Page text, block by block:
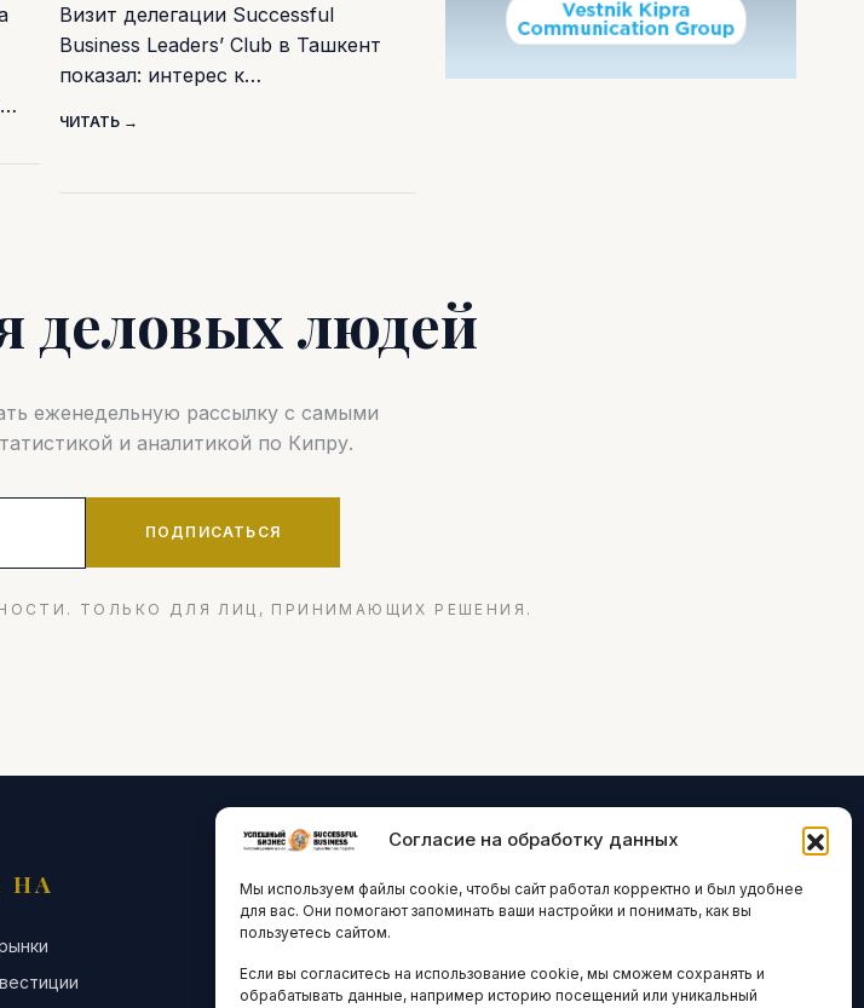
Согласие на обработку данных
Мы используем файлы cookie, чтобы сайт работал корректно и был удобнее
для вас. Они помогают запоминать ваши настройки и понимать, как вы
пользуетесь сайтом.
Если вы согласитесь на использование cookie, мы сможем сохранять и
обрабатывать данные, например историю посещений или уникальный
Визит делегации Successful
Business Leaders’ Club в Ташкент
показал: интерес к…
ЧИТАТЬ →
деловых людей
еженедельную рассылку с самыми
и аналитикой по Кипру.
ПОДПИСАТЬСЯ
ТОЛЬКО ДЛЯ ЛИЦ, ПРИНИМАЮЩИХ РЕШЕНИЯ.
НА ТЕХНОЛОГИИ И
ИННОВАЦИИ
Стартапы и исследования
Цифровая экономика
ARTICLES IN
ENGLISH
НАВИГАЦИЯ